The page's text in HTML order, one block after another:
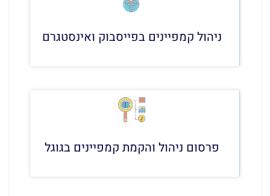
ניהול קמפיינים בפייסבוק ואינסטגרם
פרסום ניהול והקמת קמפיינים בגוגל